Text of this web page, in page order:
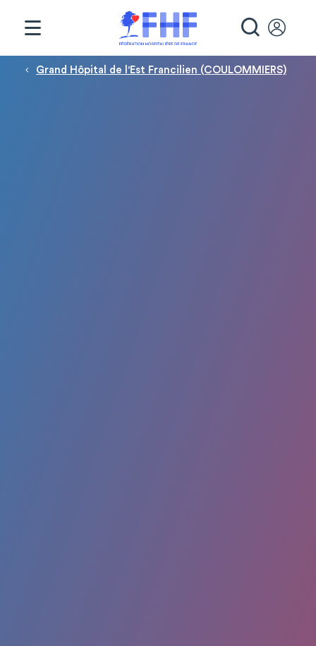
Fil d'Ariane
Grand Hôpital de l'Est Francilien (COULOMMIERS)
Panneau de gestion des cookies